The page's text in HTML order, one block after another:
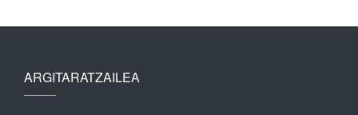
ARGITARATZAILEA